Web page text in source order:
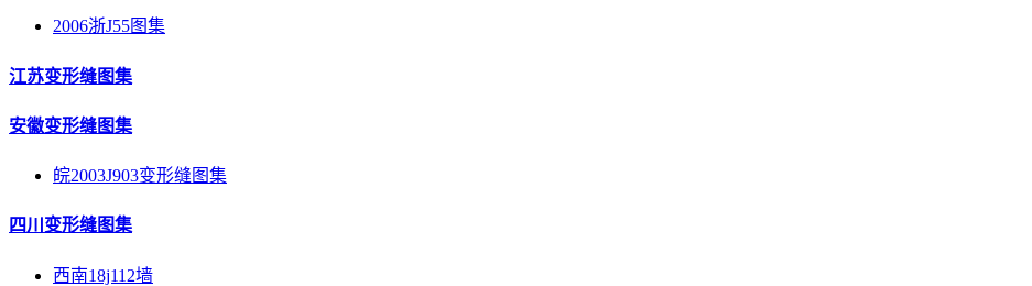
2006浙J55图集
江苏变形缝图集
安徽变形缝图集
皖2003J903变形缝图集
四川变形缝图集
西南18j112墙